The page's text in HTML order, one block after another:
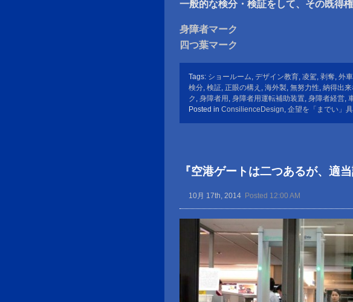
一般的な検分・検証をして、その既得
身障者マーク
四つ葉マーク
Tags: ショールーム, デザイン教育, 凌駕, 剥奪, 外車
検分, 検証, 正眼の構え , 海外製, 無努力性, 納得出
ク , 身障者用 , 身障者用運転補助装置, 身障者経営,
Posted in ConsilienceDesign, 企望を「までい」
『空港ゲートは二つあるが、適当
10月 17th, 2014 Posted 12:00 AM